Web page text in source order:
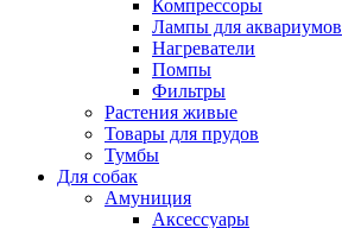
Компрессоры
Лампы для аквариумов
Нагреватели
Помпы
Фильтры
Растения живые
Товары для прудов
Тумбы
Для собак
Амуниция
Аксессуары